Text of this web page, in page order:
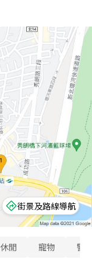
街景及路線導航
休閒 寵物 警